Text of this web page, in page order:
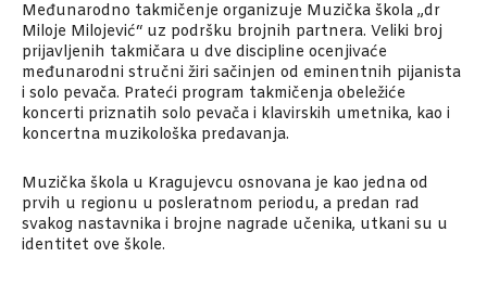
Međunarodno takmičenje organizuje Muzička škola „dr
Miloje Milojević“ uz podršku brojnih partnera. Veliki broj
prijavljenih takmičara u dve discipline ocenjivaće
međunarodni stručni žiri sačinjen od eminentnih pijanista
i solo pevača. Prateći program takmičenja obeležiće
koncerti priznatih solo pevača i klavirskih umetnika, kao i
koncertna muzikološka predavanja.
Muzička škola u Kragujevcu osnovana je kao jedna od
prvih u regionu u posleratnom periodu, a predan rad
svakog nastavnika i brojne nagrade učenika, utkani su u
identitet ove škole.